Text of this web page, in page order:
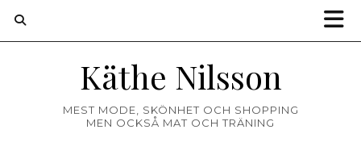
Käthe Nilsson
MEST MODE, SKÖNHET OCH SHOPPING
MEN OCKSÅ MAT OCH TRÄNING